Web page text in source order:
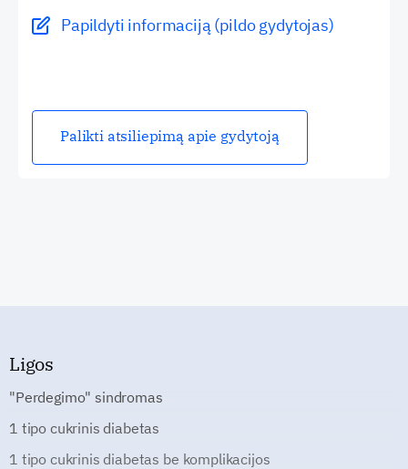
Papildyti informaciją (pildo gydytojas)
Palikti atsiliepimą apie gydytoją
Ligos
"Perdegimo" sindromas
1 tipo cukrinis diabetas
1 tipo cukrinis diabetas be komplikacijos